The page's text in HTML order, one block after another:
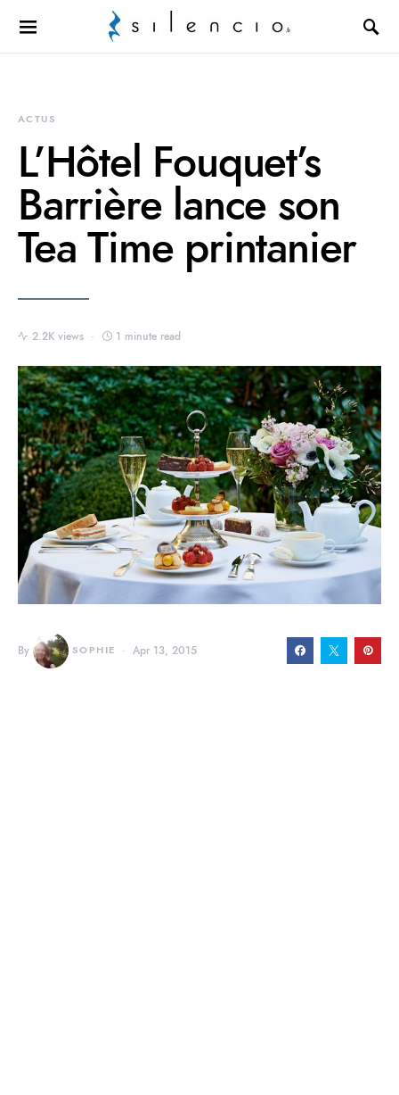
Search for:
ACTUS
L’Hôtel Fouquet’s
Barrière lance son
Tea Time printanier
2.2K views 1 minute read
By SOPHIE Apr 13, 2015